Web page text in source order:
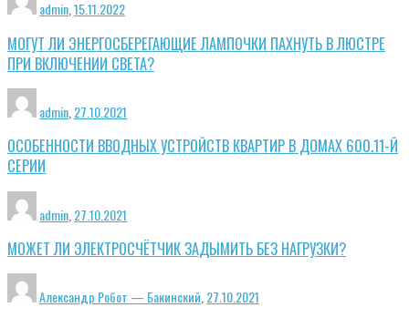
admin 15.11.2022
МОГУТ ЛИ ЭНЕРГОСБЕРЕГАЮЩИЕ ЛАМПОЧКИ ПАХНУТЬ В ЛЮСТРЕ
ПРИ ВКЛЮЧЕНИИ СВЕТА?
admin 27.10.2021
ОСОБЕННОСТИ ВВОДНЫХ УСТРОЙСТВ КВАРТИР В ДОМАХ 600.11-Й
СЕРИИ
admin 27.10.2021
МОЖЕТ ЛИ ЭЛЕКТРОСЧЁТЧИК ЗАДЫМИТЬ БЕЗ НАГРУЗКИ?
Александр Робот — Бакинский,27.10.2021